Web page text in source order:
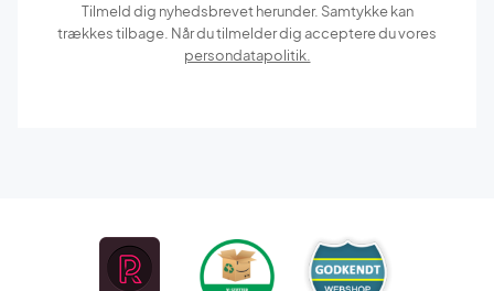
Tilmeld dig nyhedsbrevet herunder. Samtykke kan
trækkes tilbage. Når du tilmelder dig acceptere du vores
persondatapolitik.